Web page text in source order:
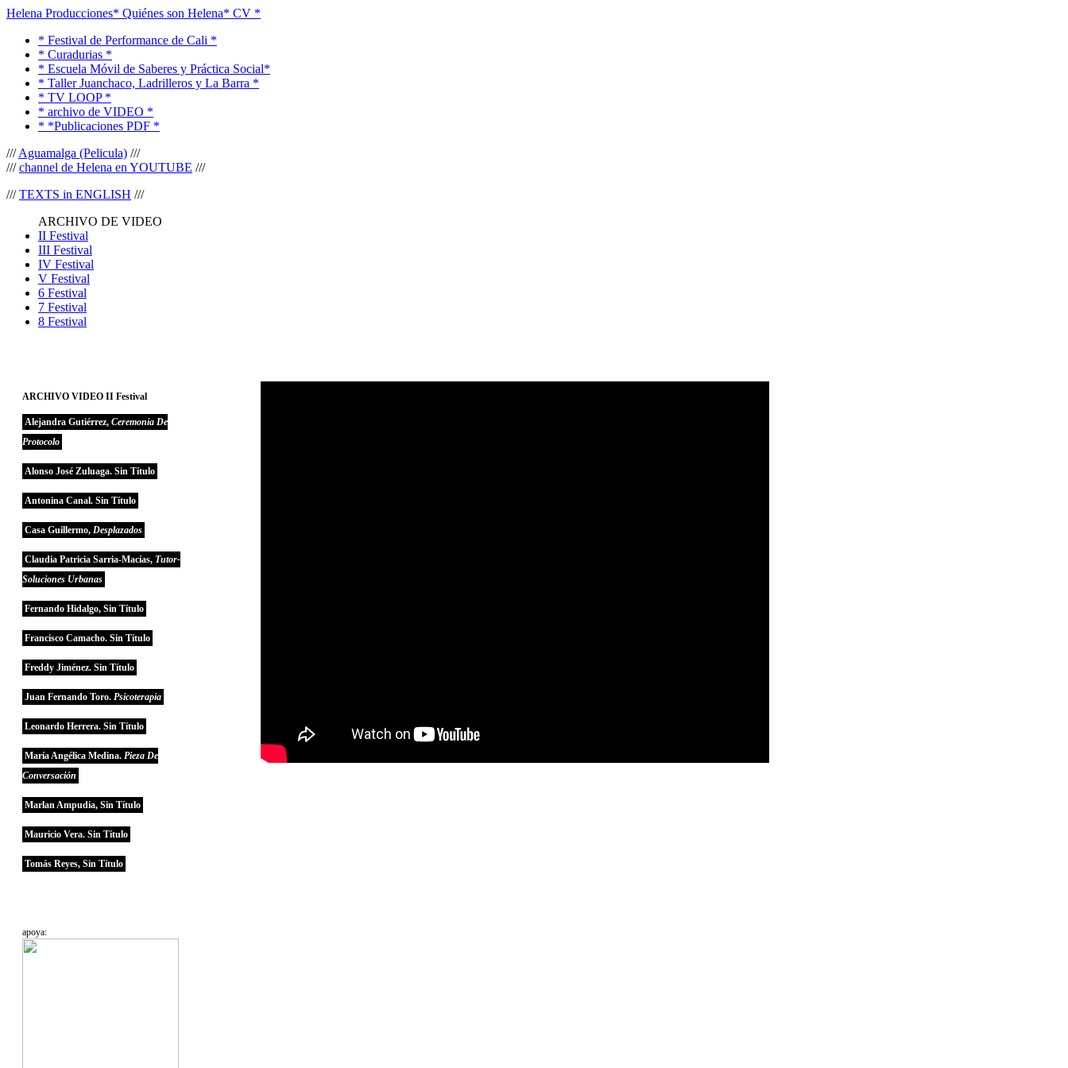
Helena Producciones* Quiénes son Helena* CV *
* Festival de Performance de Cali *
* Curadurias *
* Escuela Móvil de Saberes y Práctica Social*
* Taller Juanchaco, Ladrilleros y La Barra *
* TV LOOP *
* archivo de VIDEO *
* *Publicaciones PDF *
///Aguamalga (Pelicula) ///
///channel de Helena en YOUTUBE ///
///TEXTS in ENGLISH ///
ARCHIVO DE VIDEO
II Festival
III Festival
IV Festival
V Festival
6 Festival
7 Festival
8 Festival
ARCHIVO VIDEO II Festival
Alejandra Gutiérrez, Ceremonia De
Protocolo
Alonso José Zuluaga. Sin Título
Antonina Canal. Sin Título
Casa Guillermo, Desplazados
Claudia Patricia Sarria-Macías, Tutor-
Soluciones Urbanas
Fernando Hidalgo, Sin Título
Francisco Camacho. Sin Título
Freddy Jiménez. Sin Título
Juan Fernando Toro. Psicoterapia
Leonardo Herrera. Sin Título
María Angélica Medina. Pieza De
Conversación
Marlan Ampudia, Sin Título
Mauricio Vera. Sin Título
Tomás Reyes, Sin Título
apoya: